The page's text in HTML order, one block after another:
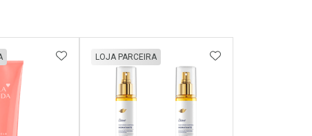
ADICIONAR AOS FAVORITOS
LOJA PARCEIRA ADICIONAR AOS